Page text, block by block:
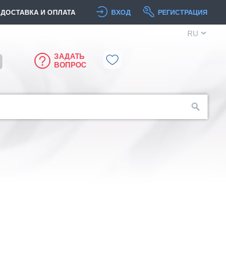
ДОСТАВКА И ОПЛАТА ВХОД РЕГИСТРАЦИЯ
ЗАДАТЬ
ВОПРОС
RU